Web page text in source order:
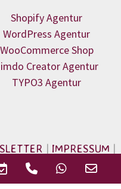
Shopify Agentur
WordPress Agentur
WooCommerce Shop
Creator Agentur
TYPO3 Agentur
| IMPRESSUM |
RECHT + LIZENZ
Termine Phone WhatsApp